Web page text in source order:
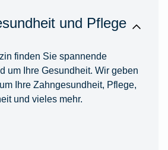
und Pflege
finden Sie spannende
um Ihre Gesundheit. Wir geben
Ihre Zahngesundheit, Pflege,
und vieles mehr.